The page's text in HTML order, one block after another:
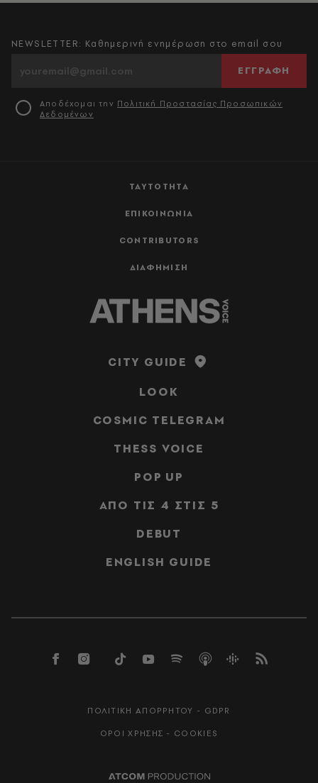
ΤΑΥΤΟΤΗΤΑ
ΕΠΙΚΟΙΝΩΝΙΑ
CONTRIBUTORS
ΔΙΑΦΗΜΙΣΗ
NEWSLETTER: Καθημερινή ενημέρωση στο email σου
ΕΓΓΡΑΦΗ
Αποδέχομαι την Πολιτική Προστασίας Προσωπικών
Δεδομένων
CITY GUIDE
LOOK
COSMIC TELEGRAM
THESS VOICE
POP UP
ΑΠΟ ΤΙΣ 4 ΣΤΙΣ 5
DEBUT
ENGLISH GUIDE
ΠΟΛΙΤΙΚΗ ΑΠΟΡΡΗΤΟΥ - GDPR
ΟΡΟΙ ΧΡΗΣΗΣ - COOKIES